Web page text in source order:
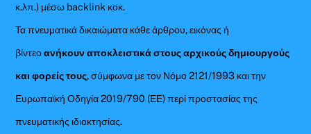
κ.λπ.) μέσω backlink κοκ.
Τα πνευματικά δικαιώματα κάθε άρθρου, εικόνας ή
βίντεοανήκουν αποκλειστικά στους αρχικούς δημιουργούς
και φορείς τους, σύμφωνα με τον Νόμο 2121/1993 και την
Ευρωπαϊκή Οδηγία 2019/790 (ΕΕ) περί προστασίας της
πνευματικής ιδιοκτησίας.